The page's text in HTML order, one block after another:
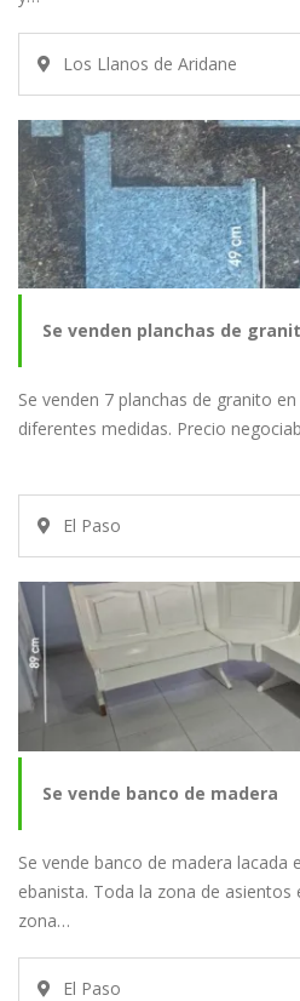
Los Llanos de Aridane
Se venden planchas de
Se venden 7 planchas de granito
diferentes medidas. Precio
El Paso
Se vende banco de madera
Se vende banco de madera
ebanista. Toda la zona de asientos
zona…
El Paso